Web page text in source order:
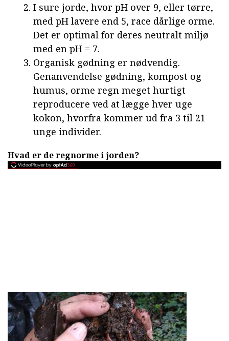
I sure jorde, hvor pH over 9, eller tørre,
med pH lavere end 5, race dårlige orme.
Det er optimal for deres neutralt miljø
med en pH = 7.
Organisk gødning er nødvendig.
Genanvendelse gødning, kompost og
humus, orme regn meget hurtigt
reproducere ved at lægge hver uge
kokon, hvorfra kommer ud fra 3 til 21
unge individer.
Hvad er de regnorme i jorden?